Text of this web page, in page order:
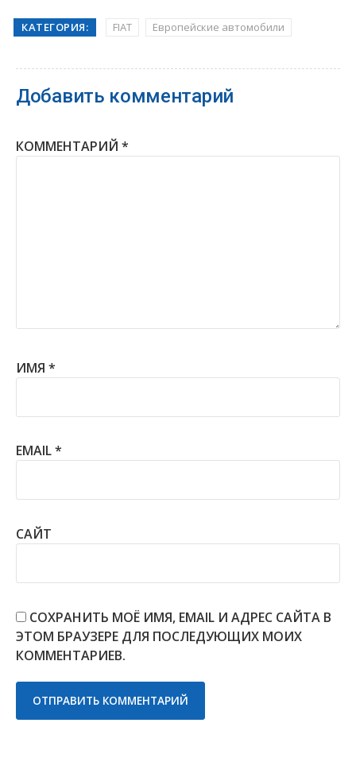
КАТЕГОРИЯ: FIAT Европейские автомобили
Добавить комментарий
КОММЕНТАРИЙ *
ИМЯ *
EMAIL*
САЙТ
СОХРАНИТЬ МОЁ ИМЯ, EMAIL И АДРЕС САЙТА В
ЭТОМ БРАУЗЕРЕ ДЛЯ ПОСЛЕДУЮЩИХ МОИХ
КОММЕНТАРИЕВ.